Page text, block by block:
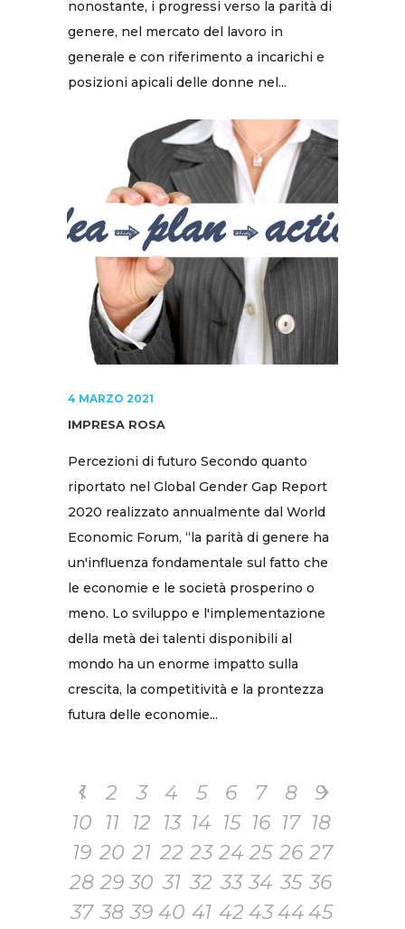
nonostante, i progressi verso la parità di
genere, nel mercato del lavoro in
generale e con riferimento a incarichi e
posizioni apicali delle donne nel...
4 MARZO 2021
IMPRESA ROSA
Percezioni di futuro Secondo quanto
riportato nel Global Gender Gap Report
2020 realizzato annualmente dal World
Economic Forum, “la parità di genere ha
un'influenza fondamentale sul fatto che
le economie e le società prosperino o
meno. Lo sviluppo e l'implementazione
della metà dei talenti disponibili al
mondo ha un enorme impatto sulla
crescita, la competitività e la prontezza
futura delle economie...
1 2 3 4 5 6 7 8
9
10
11 12 13 14 15 16 17 18
19 20 21 22 23 24 25 26 27
28 29 30 31 32 33 34 35 36
37 38 39 40 41 42 434445